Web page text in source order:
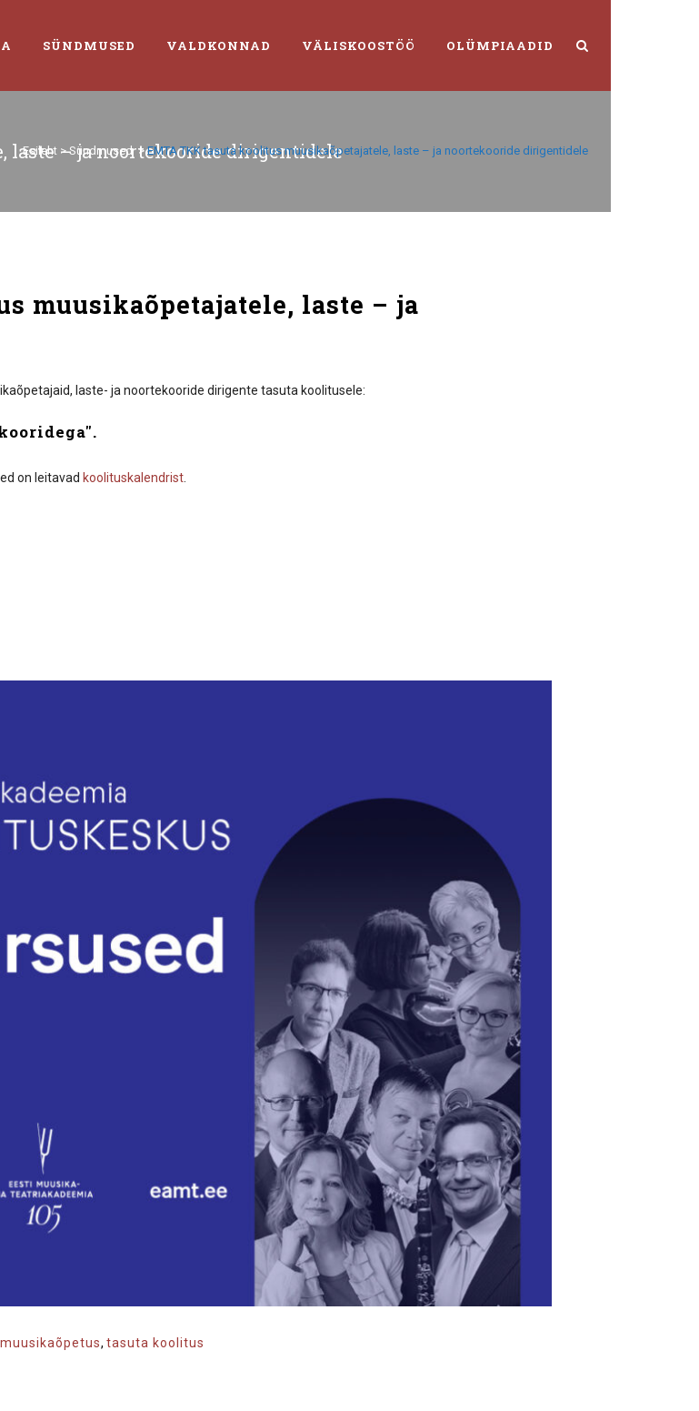
SÜNDMUSED VALDKONNAD VÄLISKOOSTÖÖ OLÜMPIAADID
laste – ja noortekooride dirigentidele
Esileht >Sündmused >EMTA TKK tasuta koolitus muusikaõpetajatele, laste – ja noortekooride dirigentidele
muusikaõpetajatele, laste – ja
laste- ja noortekooride dirigente tasuta koolitusele:
on leitavad koolituskalendrist
muusikaõpetus, tasuta koolitus